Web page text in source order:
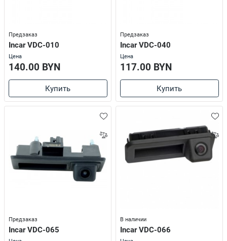
Предзаказ
Incar VDC-010
Цена
140.00 BYN
Купить
Предзаказ
Incar VDC-040
Цена
117.00 BYN
Купить
Предзаказ
Incar VDC-065
В наличии
Incar VDC-066